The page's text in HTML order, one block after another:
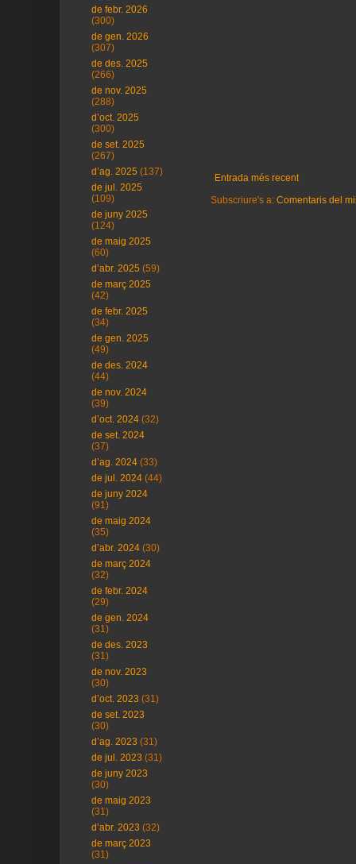
Entrada més recent
Subscriure's a: Comentaris del
de febr. 2026
(300)
de gen. 2026
(307)
de des. 2025
(266)
de nov. 2025
(288)
d’oct. 2025
(300)
de set. 2025
(267)
d’ag. 2025 (137)
de jul. 2025
(109)
de juny 2025
(124)
de maig 2025
(60)
d’abr. 2025 (59)
de març 2025
(42)
de febr. 2025
(34)
de gen. 2025
(49)
de des. 2024
(44)
de nov. 2024
(39)
d’oct. 2024 (32)
de set. 2024
(37)
d’ag. 2024 (33)
de jul. 2024 (44)
de juny 2024
(91)
de maig 2024
(35)
d’abr. 2024 (30)
de març 2024
(32)
de febr. 2024
(29)
de gen. 2024
(31)
de des. 2023
(31)
de nov. 2023
(30)
d’oct. 2023 (31)
de set. 2023
(30)
d’ag. 2023 (31)
de jul. 2023 (31)
de juny 2023
(30)
de maig 2023
(31)
d’abr. 2023 (32)
de març 2023
(31)